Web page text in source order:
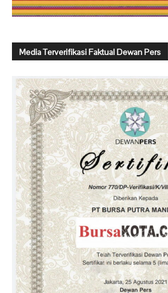
Media Terverifikasi Faktual Dewan Pers